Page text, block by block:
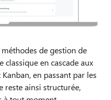
de gestion de
en cascade aux
en passant par les
reste ainsi structurée,